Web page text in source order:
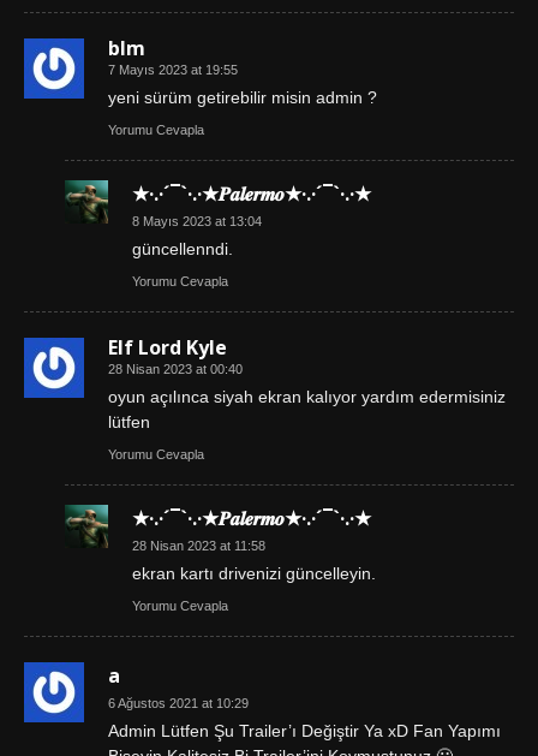
blm
7 Mayıs 2023 at 19:55
yeni sürüm getirebilir misin admin ?
Yorumu Cevapla
★·.·´¯`·.·★𝑷𝒂𝒍𝒆𝒓𝒎𝒐★·.·´¯`·.·★
8 Mayıs 2023 at 13:04
güncellenndi.
Yorumu Cevapla
Elf Lord Kyle
28 Nisan 2023 at 00:40
oyun açılınca siyah ekran kalıyor yardım edermisiniz
lütfen
Yorumu Cevapla
★·.·´¯`·.·★𝑷𝒂𝒍𝒆𝒓𝒎𝒐★·.·´¯`·.·★
28 Nisan 2023 at 11:58
ekran kartı drivenizi güncelleyin.
Yorumu Cevapla
a
6 Ağustos 2021 at 10:29
Admin Lütfen Şu Trailer’ı Değiştir Ya xD Fan Yapımı